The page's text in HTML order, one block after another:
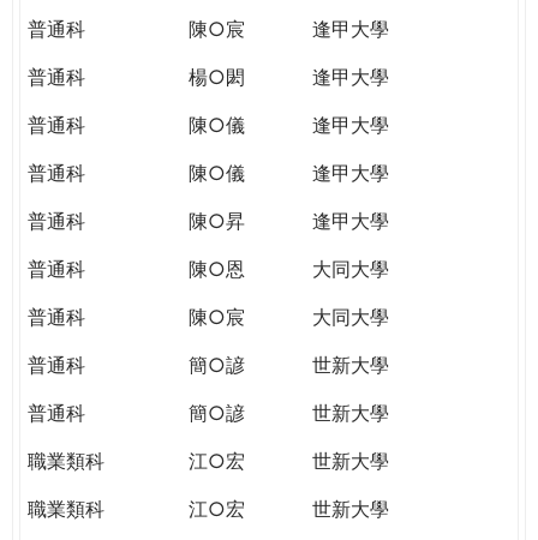
普通科 陳○宸
逢甲大學
普通科
楊○閎
逢甲大學
普通科
陳○儀
逢甲大學
普通科
陳○儀
逢甲大學
普通科
陳○昇
逢甲大學
普通科
陳○恩
大同大學
普通科
陳○宸
大同大學
普通科
簡○諺
世新大學
普通科
簡○諺
世新大學
職業類科
江○宏
世新大學
職業類科
江○宏
世新大學